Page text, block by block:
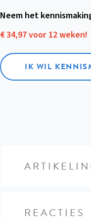
Neem het
€ 34,97 voor 12 weken!
IK WIL
REACTIES